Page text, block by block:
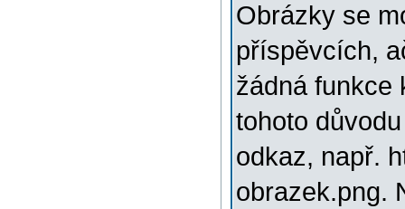
Obrázky se
příspěvcích,
žádná funkce
tohoto
odkaz, např.
obrazek.png.